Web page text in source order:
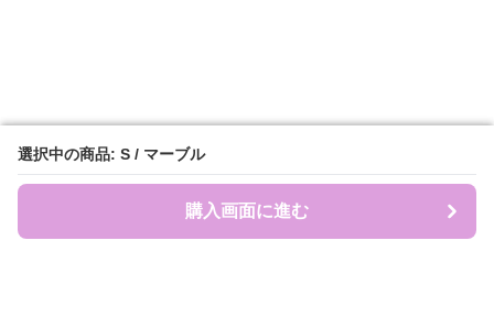
選択中の商品: S / マーブル
購入画面に進む
選択中の商品: S / マーブル
購入画面に進む